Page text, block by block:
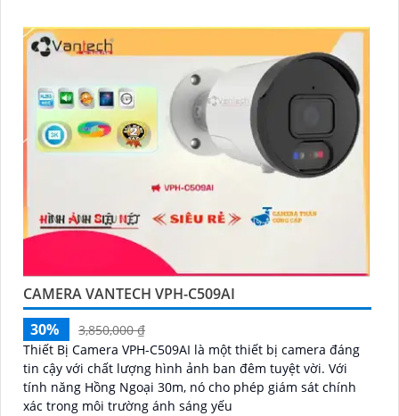
CAMERA VANTECH VPH-C509AI
30%
3,850,000 ₫
Thiết Bị Camera VPH-C509AI là một thiết bị camera đáng
tin cậy với chất lượng hình ảnh ban đêm tuyệt vời. Với
tính năng Hồng Ngoại 30m, nó cho phép giám sát chính
xác trong môi trường ánh sáng yếu